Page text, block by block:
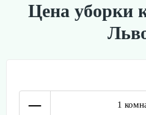
Цена уборки
– 1